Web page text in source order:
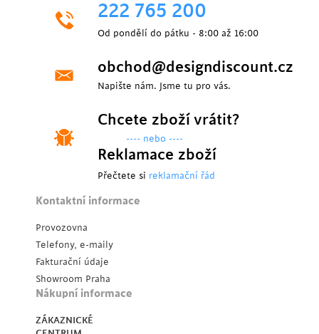
222 765 200
Od pondělí do pátku - 8:00 až 16:00
obchod@designdiscount.cz
Napište nám. Jsme tu pro vás.
Chcete zboží vrátit?
---- nebo ----
Reklamace zboží
Přečtete si reklamační řád
Kontaktní informace
Provozovna
Telefony, e-maily
Fakturační údaje
Showroom Praha
Nákupní informace
ZÁKAZNICKÉ